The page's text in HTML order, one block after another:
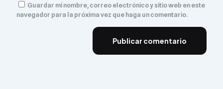
Guardar mi nombre, correo electrónico y sitio web en este
navegador para la próxima vez que haga un comentario.